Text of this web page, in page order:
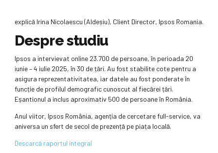
explică Irina Nicolaescu (Aldeșiu), Client Director, Ipsos Romania.
Despre studiu
Ipsos a intervievat online 23.700 de persoane, în perioada 20
iunie – 4 iulie 2025, în 30 de țări. Au fost stabilite cote pentru a
asigura reprezentativitatea, iar datele au fost ponderate în
funcție de profilul demografic cunoscut al fiecărei țări.
Eșantionul a inclus aproximativ 500 de persoane în România.
Anul viitor, Ipsos România, agenția de cercetare full-service, va
aniversa un sfert de secol de prezență pe piața locală.
Descarcă raportul integral